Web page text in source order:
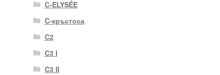
C-ELYSÉE
C-кръстоса
C2
C3 I
C3 II